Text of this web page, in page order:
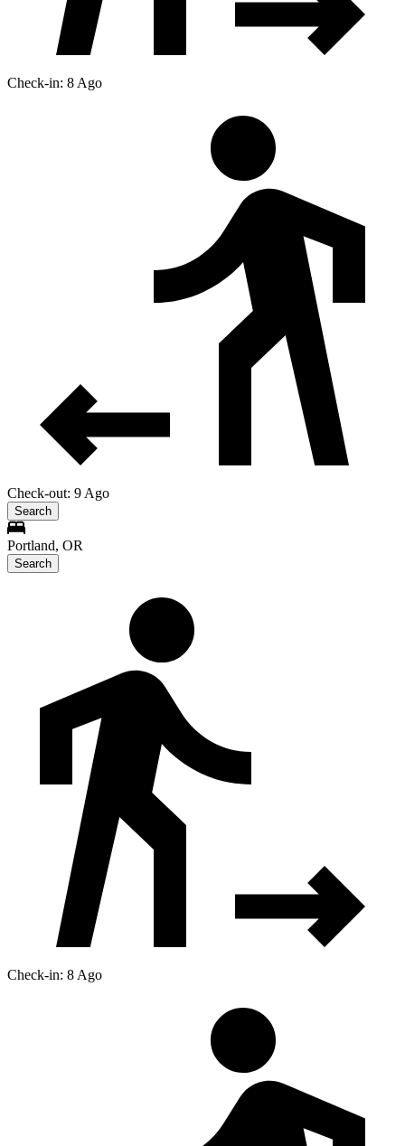
Check-in: 8 Ago
Check-out: 9 Ago
Search
Portland, OR
Search
Check-in: 8 Ago